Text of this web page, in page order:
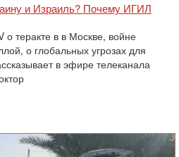
и Израиль? Почему ИГИЛ
теракте в в Москве, войне
о глобальных угрозах для
в эфире телеканала